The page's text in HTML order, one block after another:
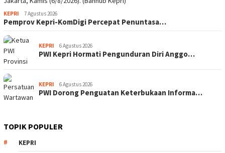
KEPRI 7 Agustus 2026
Pemprov Kepri-KomDigi Percepat Penuntasa…
KEPRI 6 Agustus 2026
PWI Kepri Hormati Pengunduran Diri Anggo…
KEPRI 6 Agustus 2026
PWI Dorong Penguatan Keterbukaan Informa…
TOPIK POPULER
KEPRI